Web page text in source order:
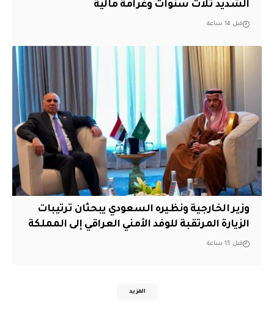
الشديد ثلاث سنوات وغرامة مالية
قبل 14 ساعة
وزير الخارجية ونظيره السعودي يبحثان ترتيبات
الزيارة المرتقبة للوفد الأمني العراقي إلى المملكة
قبل 15 ساعة
المزيد